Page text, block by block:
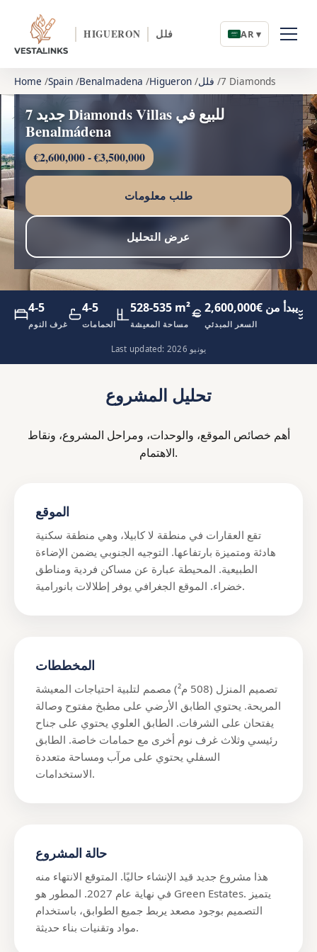
HIGUERON فلل AR ▾
Home Spain Benalmadena Higueron فلل 7 Diamonds
جديد 7 Diamonds Villas للبيع في
Benalmádena
€2,600,000 - €3,500,000
طلب معلومات
عرض التحليل
4-5
غرف النوم
4-5
الحمامات
528-535 m²
مساحة المعيشة
يبدأ من €2,600,000
السعر المبدئي
Last updated: يونيو 2026
تحليل المشروع
أهم خصائص الموقع، والوحدات، ومراحل المشروع، ونقاط
الاهتمام.
الموقع
تقع العقارات في منطقة لا كابيلا، وهي منطقة سكنية
هادئة ومتميزة بارتفاعها. التوجيه الجنوبي يضمن الإضاءة
الطبيعية. المحيطة عبارة عن مساكن فردية ومناطق
خضراء. الموقع الجغرافي يوفر إطلالات بانورامية.
المخططات
تصميم المنزل (508 م²) مصمم لتلبية احتياجات المعيشة
المريحة. يحتوي الطابق الأرضي على مطبخ مفتوح وصالة
يفتحان على الشرفات. الطابق العلوي يحتوي على جناح
رئيسي وثلاث غرف نوم أخرى مع حمامات خاصة. الطابق
السفلي يحتوي على مرآب ومساحة متعددة
الاستخدامات.
حالة المشروع
هذا مشروع جديد قيد الإنشاء حاليًا. المتوقع الانتهاء منه
في نهاية عام 2027. المطور هو Green Estates. يتميز
التصميم بوجود مصعد يربط جميع الطوابق، باستخدام
مواد وتقنيات بناء حديثة.